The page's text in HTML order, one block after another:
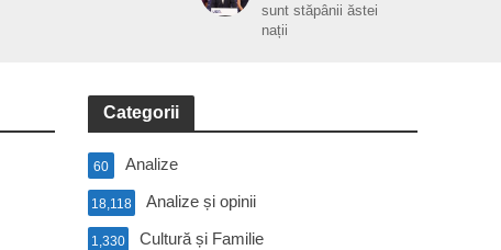
sunt stăpânii ăstei
nații
Categorii
Analize
60
Analize și opinii
18,118
Cultură și Familie
1,330